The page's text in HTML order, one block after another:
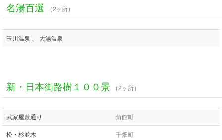
名湯百選 （2ヶ所）
玉川温泉 、 大湯温泉
新・日本街路樹１００景 （2ヶ所）
武家屋敷通り 角館町
松・杉並木 千畑町